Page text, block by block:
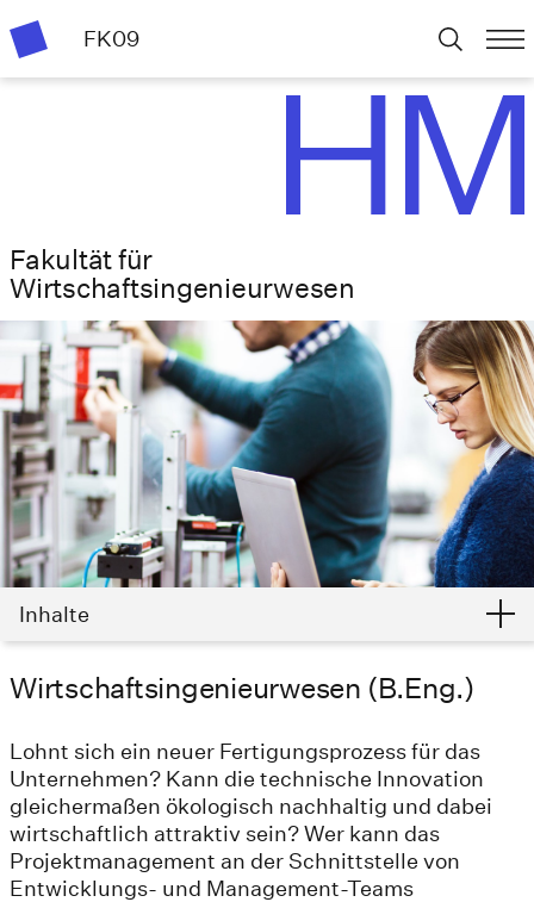
FK09
Fakultät für
Wirtschafts­ingenieurwesen
Inhalte
Wirtschaftsingenieurwesen (B.Eng.)
Lohnt sich ein neuer Fertigungsprozess für das
Unternehmen? Kann die technische Innovation
gleichermaßen ökologisch nachhaltig und dabei
wirtschaftlich attraktiv sein? Wer kann das
Projektmanagement an der Schnittstelle von
Entwicklungs- und Management-Teams